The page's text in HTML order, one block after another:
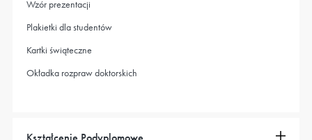
Wzór prezentacji
Plakietki dla studentów
Kartki świąteczne
Okładka rozpraw doktorskich